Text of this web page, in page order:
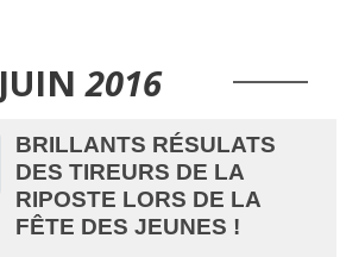
JUIN 2016
BRILLANTS RÉSULATS
DES TIREURS DE LA
RIPOSTE LORS DE LA
FÊTE DES JEUNES !